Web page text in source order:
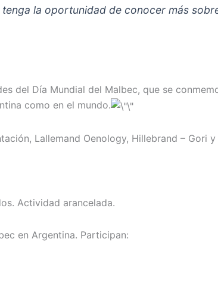
la oportunidad de conocer más
del Día Mundial del Malbec, que se
como en el mundo.
Lallemand Oenology, Hillebrand – Gori
Actividad arancelada.
en Argentina. Participan: